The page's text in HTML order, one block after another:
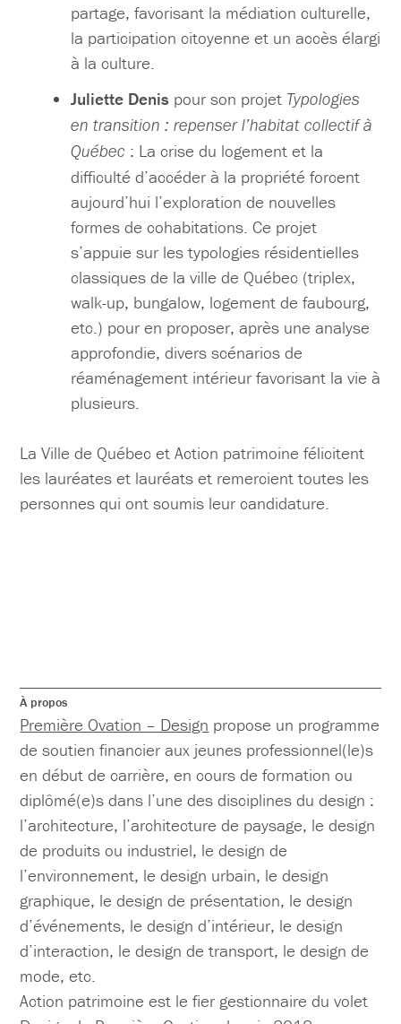
partage, favorisant la médiation culturelle,
la participation citoyenne et un accès élargi
à la culture.
Juliette Denis pour son projet Typologies
en transition : repenser l’habitat collectif à
Québec : La crise du logement et la
difficulté d’accéder à la propriété forcent
aujourd’hui l’exploration de nouvelles
formes de cohabitations. Ce projet
s’appuie sur les typologies résidentielles
classiques de la ville de Québec (triplex,
walk-up, bungalow, logement de faubourg,
etc.) pour en proposer, après une analyse
approfondie, divers scénarios de
réaménagement intérieur favorisant la vie à
plusieurs.
La Ville de Québec et Action patrimoine félicitent
les lauréates et lauréats et remercient toutes les
personnes qui ont soumis leur candidature.
À propos
Première Ovation – Design propose un programme
de soutien financier aux jeunes professionnel(le)s
en début de carrière, en cours de formation ou
diplômé(e)s dans l’une des disciplines du design :
l’architecture, l’architecture de paysage, le design
de produits ou industriel, le design de
l’environnement, le design urbain, le design
graphique, le design de présentation, le design
d’événements, le design d’intérieur, le design
d’interaction, le design de transport, le design de
mode, etc.
Action patrimoine est le fier gestionnaire du volet